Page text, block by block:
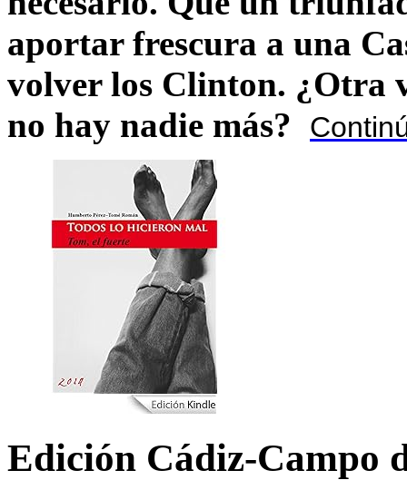
aportar frescura a una
volver los Clinton. ¿Otra
no hay nadie más?
Edición Cádiz-Campo